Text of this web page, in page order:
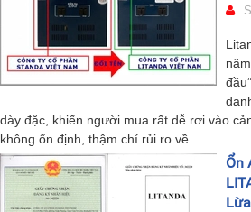
dày đặc, khiến người mua rất dễ rơi vào
không ổn định, thậm chí rủi ro về...
Ổn